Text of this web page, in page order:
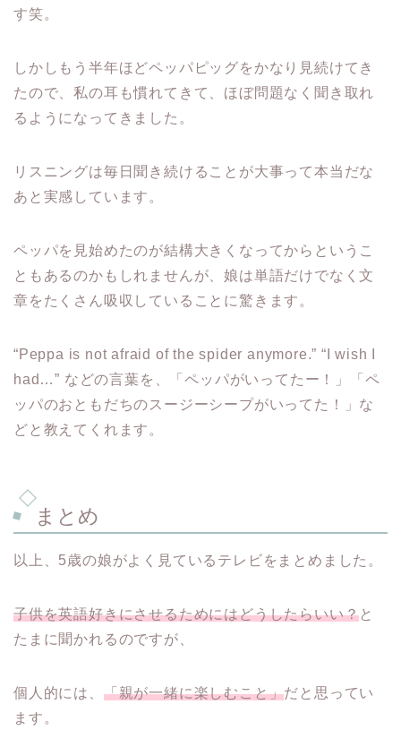
す笑。
しかしもう半年ほどペッパピッグをかなり見続けてき
たので、私の耳も慣れてきて、ほぼ問題なく聞き取れ
るようになってきました。
リスニングは毎日聞き続けることが大事って本当だな
あと実感しています。
ペッパを見始めたのが結構大きくなってからというこ
ともあるのかもしれませんが、娘は単語だけでなく文
章をたくさん吸収していることに驚きます。
“Peppa is not afraid of the spider anymore.” “I wish I
had…” などの言葉を、「ペッパがいってたー！」「ペ
ッパのおともだちのスージーシープがいってた！」な
どと教えてくれます。
まとめ
以上、5歳の娘がよく見ているテレビをまとめました。
子供を英語好きにさせるためにはどうしたらいい？と
たまに聞かれるのですが、
個人的には、 「親が一緒に楽しむこと」だと思ってい
ます。